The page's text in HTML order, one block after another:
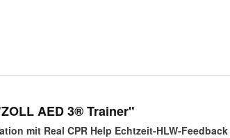
AED 3® Trainer"
mit Real CPR Help Echtzeit-HLW-Feedback